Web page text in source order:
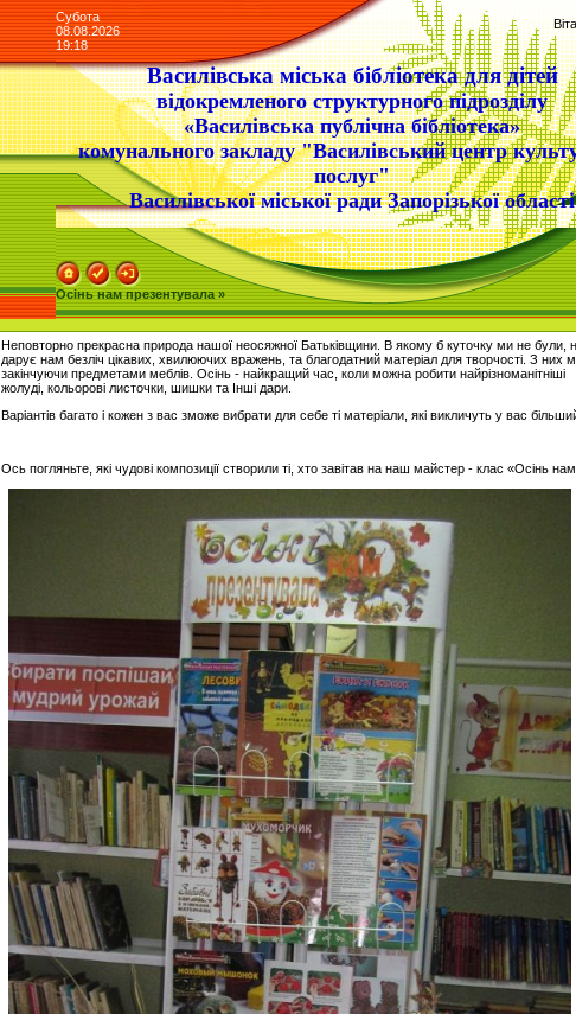
Субота
08.08.2026
19:18
Василівська міська бібліотека для дітей
відокремленого структурного підрозділу
«Василівська публічна бібліотека»
комунального закладу "Василівський центр
послуг"
Василівської міської ради Запорізької області
Осінь нам презентувала »
Неповторно прекрасна природа нашої неосяжної Батьківщини. В якому б куточку ми не були,
дарує нам безліч цікавих, хвилюючих вражень, та благодатний матеріал для творчості. З них
закінчуючи предметами меблів. Осінь - найкращий час, коли можна робити найрізноманітніші
жолуді, кольорові листочки, шишки та Інші дари.
Варіантів багато і кожен з вас зможе вибрати для себе ті матеріали, які викличуть у вас більший
Ось погляньте, які чудові композиції створили ті, хто завітав на наш майстер - клас «Осінь